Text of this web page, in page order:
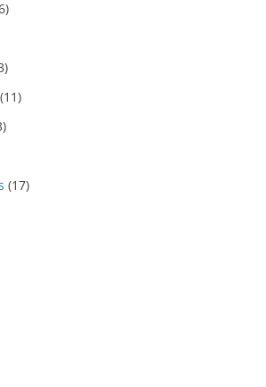
(11)
(17)